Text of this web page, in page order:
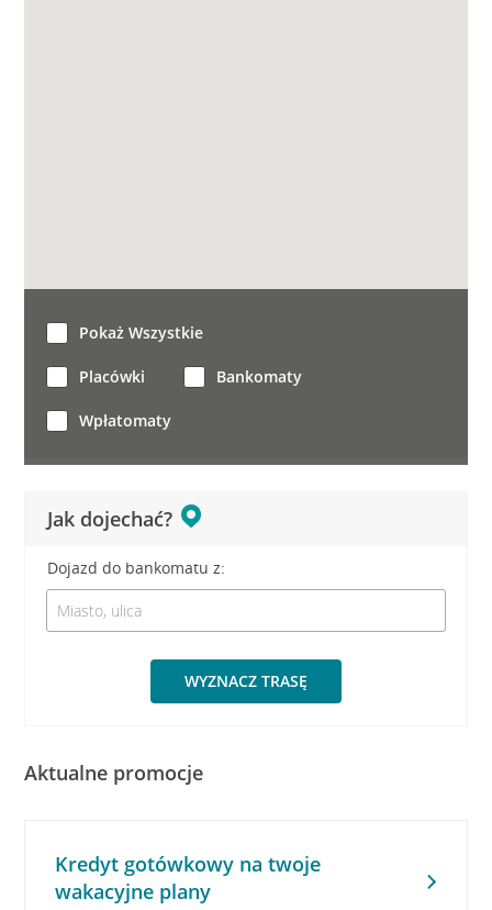
Jak dojechać?
Dojazd do bankomatu z:
WYZNACZ TRASĘ
Pokaż Wszystkie
Placówki Bankomaty
Wpłatomaty
Aktualne promocje
Kredyt gotówkowy na twoje
wakacyjne plany